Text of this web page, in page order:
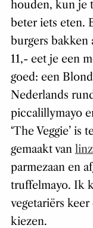
houden, kun je
beter iets eten.
burgers bakken
11,- eet je een
goed: een
Nederlands
piccalillymayo
‘The Veggie’ is
gemaakt van
parmezaan en
truffelmayo. Ik
vegetariërs
kiezen.